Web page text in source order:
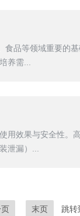
品等领域重要的
养需...
效果与安全性。
泄漏）...
末页 跳转